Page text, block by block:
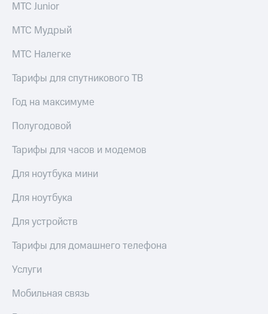
МТС Junior
МТС Мудрый
МТС Налегке
Тарифы для спутникового ТВ
Год на максимуме
Полугодовой
Тарифы для часов и модемов
Для ноутбука мини
Для ноутбука
Для устройств
Тарифы для домашнего телефона
Услуги
Мобильная связь